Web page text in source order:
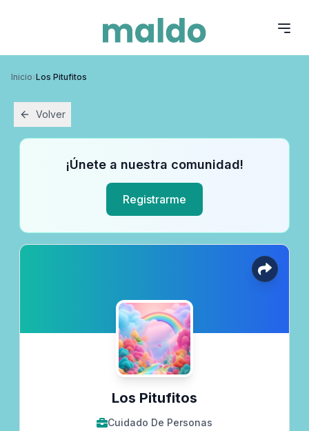
Inicio›Los Pitufitos
Volver
¡Únete a nuestra comunidad!
Registrarme
Los Pitufitos
Cuidado De Personas